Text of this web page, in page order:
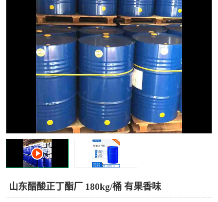
山东醋酸正丁酯厂 180kg/桶 有果香味
酚类
羧酸衍生物 无机化工原料
无机盐 有机溶剂
添加剂助剂 十二烷基苯
十二烷基苯磺酸 甲醇钠
乙醇钠 三乙胺
丙二醇甲醚醋酸酯